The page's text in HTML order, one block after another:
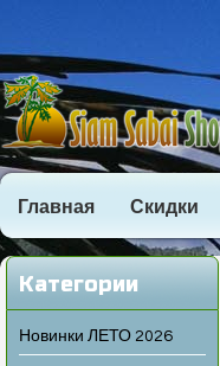
Главная Скидки
Категории
Новинки ЛЕТО 2026